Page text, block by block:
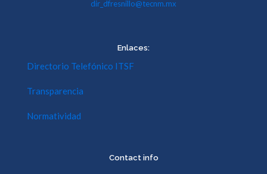
dir_dfresnillo@tecnm.mx
Enlaces:
Directorio Telefónico ITSF
Transparencia
Normatividad
Contact info